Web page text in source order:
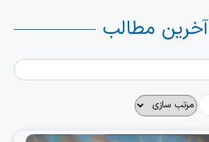
آخرین مطالب